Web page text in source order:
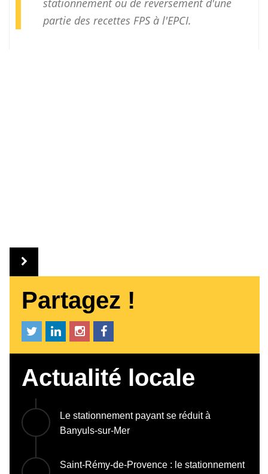
stationnement ou de reversement d'une
partie des recettes FPS à l'EPCI.
Partagez !
Actualité locale
Le stationnement payant se réduit à
Banyuls-sur-Mer
Saint-Rémy-de-Provence : le stationnement